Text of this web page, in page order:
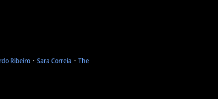
Ribeiro ᛫ Sara Correia ᛫ The